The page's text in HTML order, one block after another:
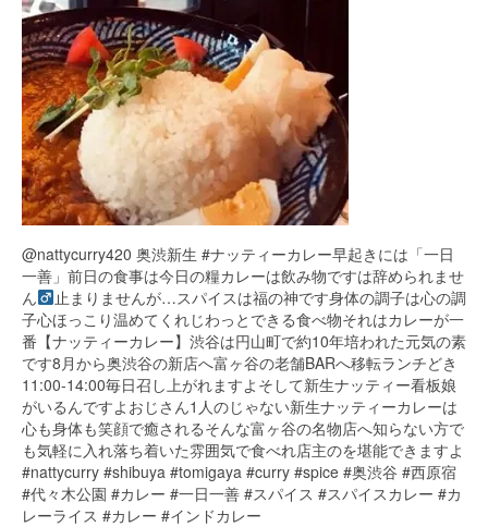
YouTube:420shibuya
420 Blog Full
www.h4wp.com
420friendly 通販
@nattycurry420 奥渋新生 #ナッティーカレー早起きには「一日
一善」前日の食事は今日の糧カレーは飲み物ですは辞められませ
ん‍
止まりませんが…スパイスは福の神です身体の調子は心の調
子心ほっこり温めてくれじわっとできる食べ物それはカレーが一
番【ナッティーカレー】渋谷は円山町で約10年培われた元気の素
です8月から奥渋谷の新店へ富ヶ谷の老舗BARへ移転ランチどき
11:00-14:00毎日召し上がれますよそして新生ナッティー看板娘
がいるんですよおじさん1人のじゃない新生ナッティーカレーは
心も身体も笑顔で癒されるそんな富ヶ谷の名物店へ知らない方で
も気軽に入れ落ち着いた雰囲気で食べれ店主のを堪能できますよ
#nattycurry #shibuya #tomigaya #curry #spice #奥渋谷 #西原宿
#代々木公園 #カレー #一日一善 #スパイス #スパイスカレー #カ
レーライス #カレー #インドカレー